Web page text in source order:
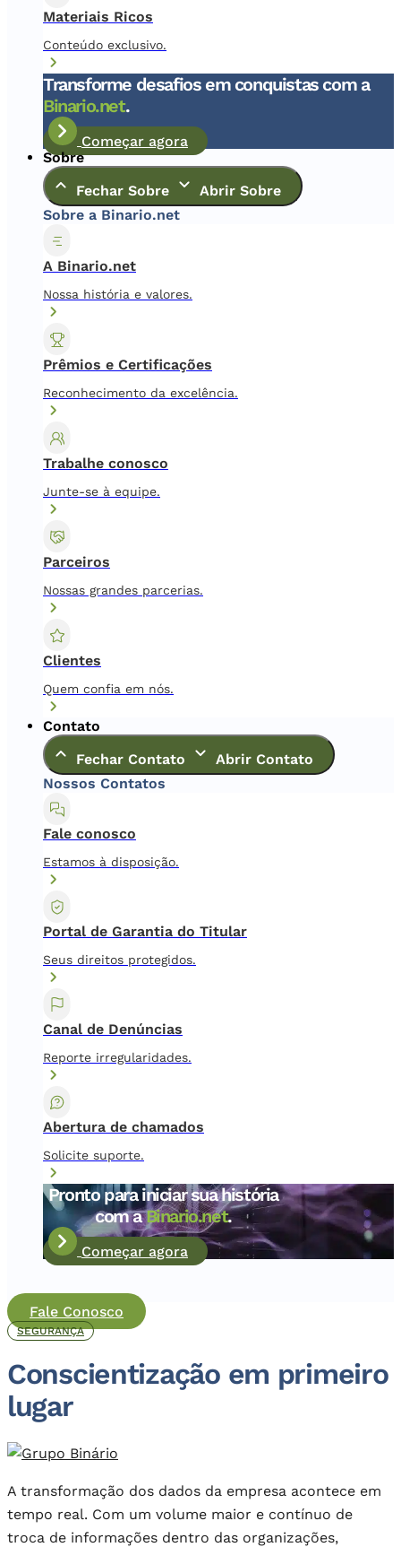
Materiais Ricos
Conteúdo exclusivo.
Transforme desafios em conquistas com a
Binario.net.
Começar agora
Sobre
Fechar Sobre
Abrir Sobre
Sobre a Binario.net
A Binario.net
Nossa história e valores.
Prêmios e Certificações
Reconhecimento da excelência.
Trabalhe conosco
Junte-se à equipe.
Parceiros
Nossas grandes parcerias.
Clientes
Quem confia em nós.
Contato
Fechar Contato
Abrir Contato
Nossos Contatos
Fale conosco
Estamos à disposição.
Portal de Garantia do Titular
Seus direitos protegidos.
Canal de Denúncias
Reporte irregularidades.
Abertura de chamados
Solicite suporte.
Pronto para iniciar sua história
com aBinario.net.
Começar agora
Fale Conosco
SEGURANÇA
Conscientização em primeiro
lugar
A transformação dos dados da empresa acontece em
tempo real. Com um volume maior e contínuo de
troca de informações dentro das organizações,